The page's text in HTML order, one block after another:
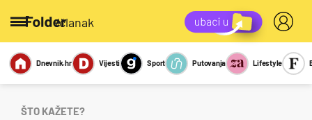
/članak
Miks Kviz
Report
Sexy
Dnevnik.hr Vijesti Sport Putovanja Lifestyle
ŠTO KAŽETE?